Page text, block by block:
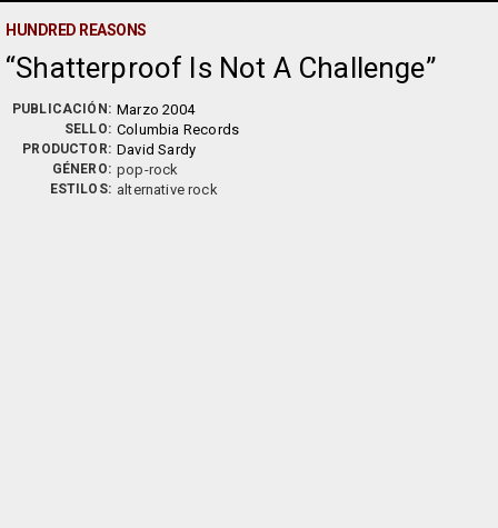
HUNDRED REASONS
Shatterproof Is Not A Challenge
PUBLICACIÓN: Marzo 2004
SELLO: Columbia Records
PRODUCTOR: David Sardy
GÉNERO: pop-rock
ESTILOS: alternative rock